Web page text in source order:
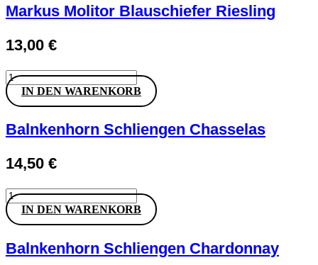
Feinherb
Menge
Markus Molitor Blauschiefer Riesling
13,00 €
Markus
Molitor
Blauschiefer
Menge
IN DEN WARENKORB
Balnkenhorn Schliengen Chasselas
14,50 €
Balnkenhorn
Schliengen
Chasselas
IN DEN WARENKORB
Balnkenhorn Schliengen Chardonnay